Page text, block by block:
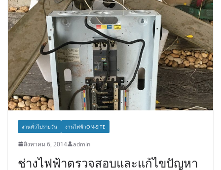
งานทั่วไปรายวัน งานไฟฟ้าON-SITE
สิงหาคม 6, 2014 admin
ช่างไฟฟ้าตรวจสอบและแก้ไขปัญหา